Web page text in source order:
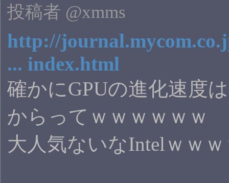
投稿者 @xmms
http://
... index.html
確かにGPUの進化速度
からってｗｗｗｗｗｗ
大人気ないなIntelｗｗ